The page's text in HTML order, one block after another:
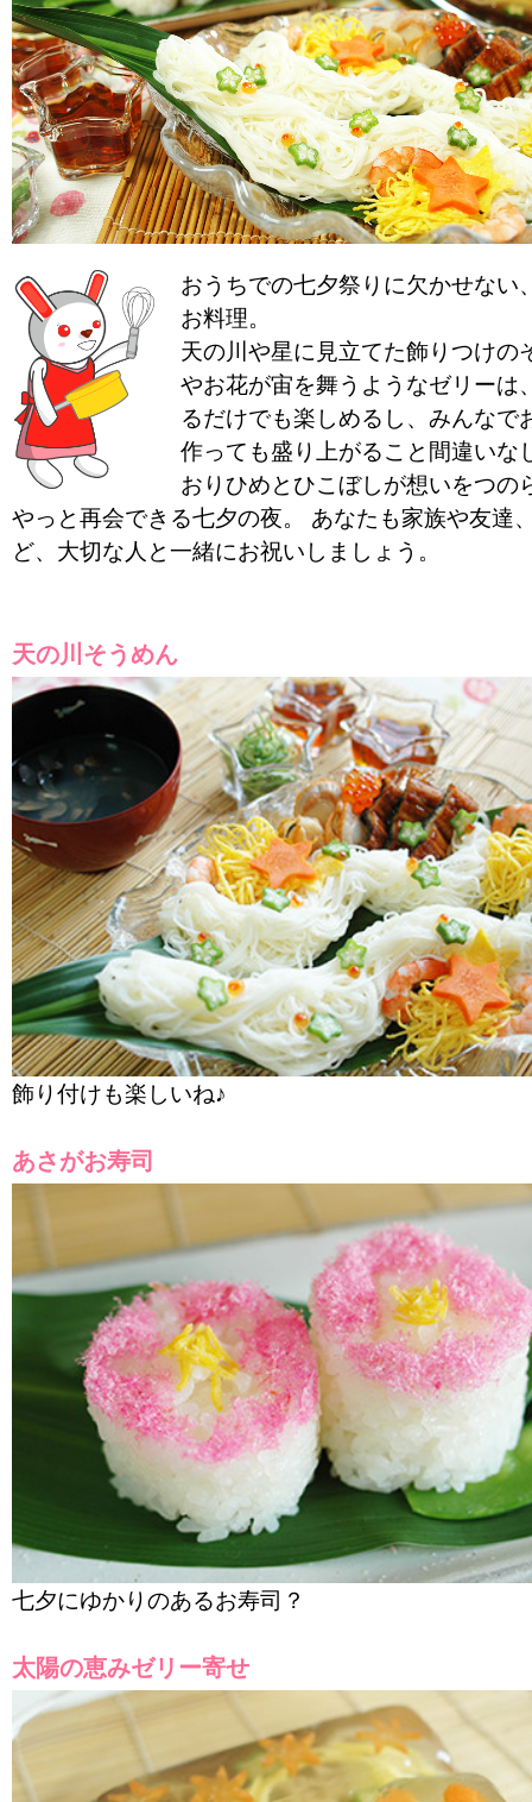
おうちでの七夕祭りに欠かせない
お料理。
天の川や星に見立てた飾りつけの
やお花が宙を舞うようなゼリーは
るだけでも楽しめるし、みんなで
作っても盛り上がること間違い
おりひめとひこぼしが想いをつの
やっと再会できる七夕の夜。 あなたも家族や友達
ど、大切な人と一緒にお祝いしましょう。
天の川そうめん
飾り付けも楽しいね♪
あさがお寿司
七夕にゆかりのあるお寿司？
太陽の恵みゼリー寄せ